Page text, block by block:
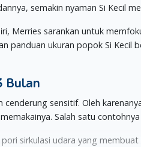
semakin nyaman Si Kecil
Merries sarankan untuk
panduan ukuran popok Si Kecil
Bulan
cenderung sensitif. Oleh
Salah satu
sirkulasi udara yang